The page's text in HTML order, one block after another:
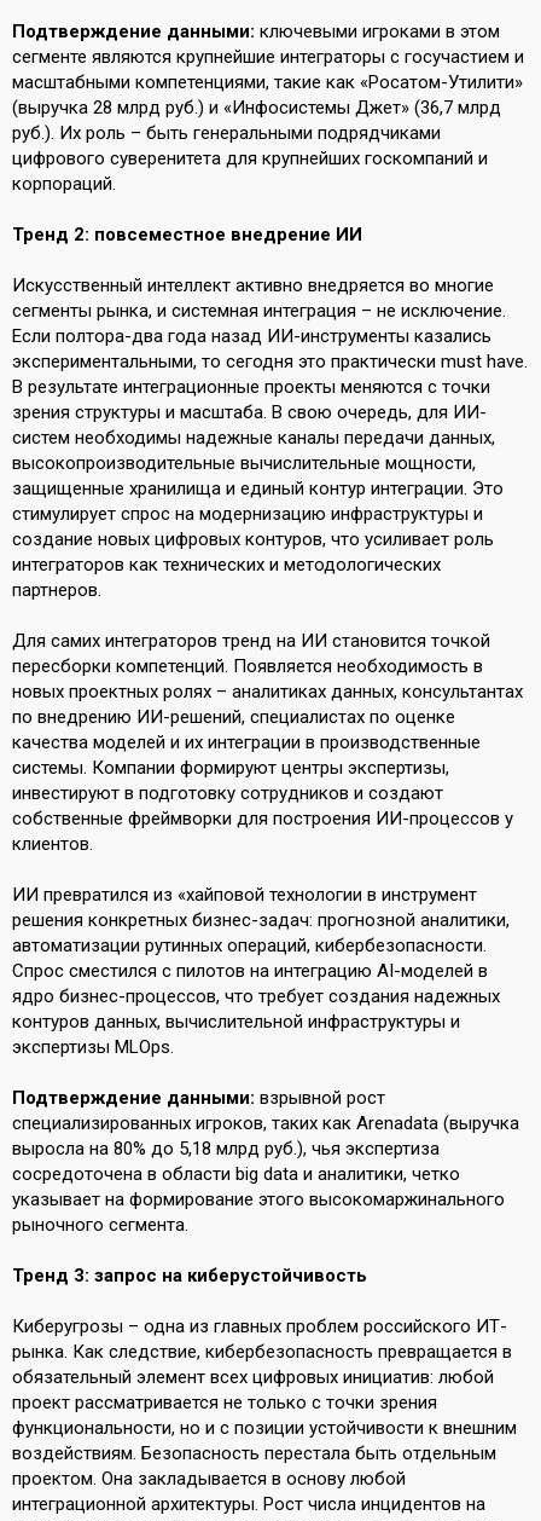
Подтверждение данными: ключевыми игроками в этом
сегменте являются крупнейшие интеграторы с госучастием и
масштабными компетенциями, такие как «Росатом-Утилити»
(выручка 28 млрд руб.) и «Инфосистемы Джет» (36,7 млрд
руб.). Их роль – быть генеральными подрядчиками
цифрового суверенитета для крупнейших госкомпаний и
корпораций.
Тренд 2: повсеместное внедрение ИИ
Искусственный интеллект активно внедряется во многие
сегменты рынка, и системная интеграция – не исключение.
Если полтора-два года назад ИИ-инструменты казались
экспериментальными, то сегодня это практически must have.
В результате интеграционные проекты меняются с точки
зрения структуры и масштаба. В свою очередь, для ИИ-
систем необходимы надежные каналы передачи данных,
высокопроизводительные вычислительные мощности,
защищенные хранилища и единый контур интеграции. Это
стимулирует спрос на модернизацию инфраструктуры и
создание новых цифровых контуров, что усиливает роль
интеграторов как технических и методологических
партнеров.
Для самих интеграторов тренд на ИИ становится точкой
пересборки компетенций. Появляется необходимость в
новых проектных ролях – аналитиках данных, консультантах
по внедрению ИИ-решений, специалистах по оценке
качества моделей и их интеграции в производственные
системы. Компании формируют центры экспертизы,
инвестируют в подготовку сотрудников и создают
собственные фреймворки для построения ИИ-процессов у
клиентов.
ИИ превратился из «хайповой технологии в инструмент
решения конкретных бизнес-задач: прогнозной аналитики,
автоматизации рутинных операций, кибербезопасности.
Спрос сместился с пилотов на интеграцию AI-моделей в
ядро бизнес-процессов, что требует создания надежных
контуров данных, вычислительной инфраструктуры и
экспертизы MLOps.
Подтверждение данными: взрывной рост
специализированных игроков, таких как Arenadata (выручка
выросла на 80% до 5,18 млрд руб.), чья экспертиза
сосредоточена в области big data и аналитики, четко
указывает на формирование этого высокомаржинального
рыночного сегмента.
Тренд 3: запрос на киберустойчивость
Киберугрозы – одна из главных проблем российского ИТ-
рынка. Как следствие, кибербезопасность превращается в
обязательный элемент всех цифровых инициатив: любой
проект рассматривается не только с точки зрения
функциональности, но и с позиции устойчивости к внешним
воздействиям. Безопасность перестала быть отдельным
проектом. Она закладывается в основу любой
интеграционной архитектуры. Рост числа инцидентов на